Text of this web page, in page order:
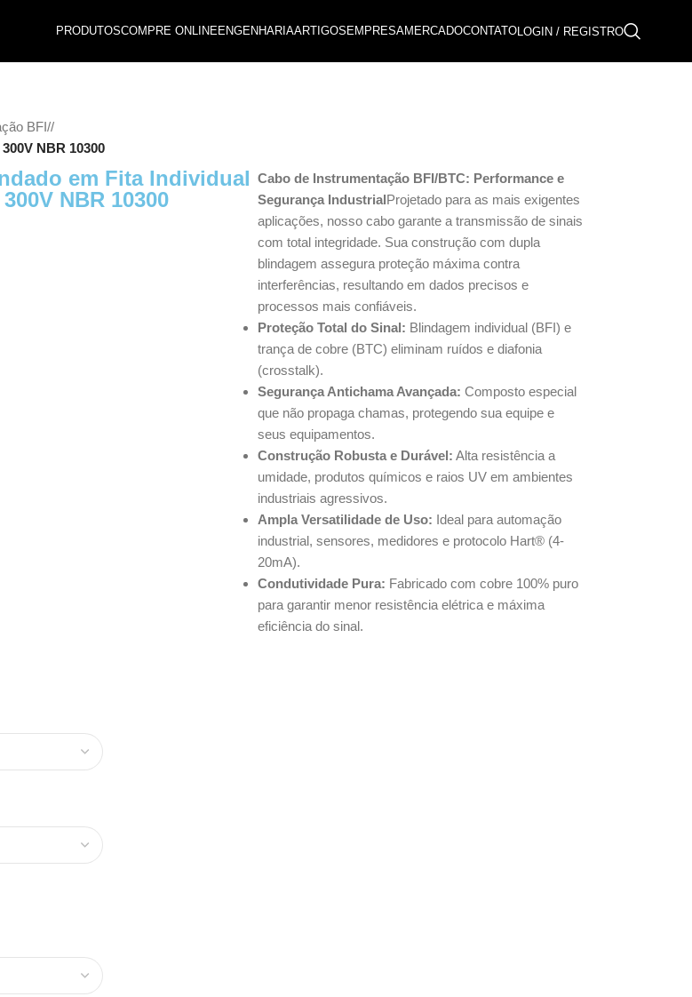
PRODUTOSCOMPRE ONLINEENGENHARIAARTIGOS EMPRESAMERCADOCONTATOLOGIN / REGISTRO
BFI/
NBR 10300
em Fita Individual
NBR 10300
Cabo de Instrumentação BFI/BTC: Performance e
Segurança IndustrialProjetado para as mais exigentes
aplicações, nosso cabo garante a transmissão de sinais
com total integridade. Sua construção com dupla
blindagem assegura proteção máxima contra
interferências, resultando em dados precisos e
processos mais confiáveis.
Proteção Total do Sinal: Blindagem individual (BFI) e
trança de cobre (BTC) eliminam ruídos e diafonia
(crosstalk).
Segurança Antichama Avançada: Composto especial
que não propaga chamas, protegendo sua equipe e
seus equipamentos.
Construção Robusta e Durável: Alta resistência a
umidade, produtos químicos e raios UV em ambientes
industriais agressivos.
Ampla Versatilidade de Uso: Ideal para automação
industrial, sensores, medidores e protocolo Hart® (4-
20mA).
Condutividade Pura: Fabricado com cobre 100% puro
para garantir menor resistência elétrica e máxima
eficiência do sinal.